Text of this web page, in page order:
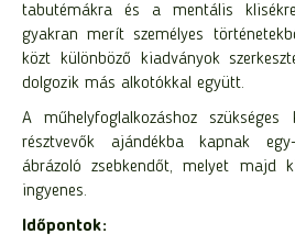
tabutémákra és a mentális
gyakran merít személyes
közt különböző kiadványok
dolgozik más alkotókkal együtt.
A műhelyfoglalkozáshoz
résztvevők ajándékba kapnak
ábrázoló zsebkendőt, melyet majd
ingyenes.
Időpontok: